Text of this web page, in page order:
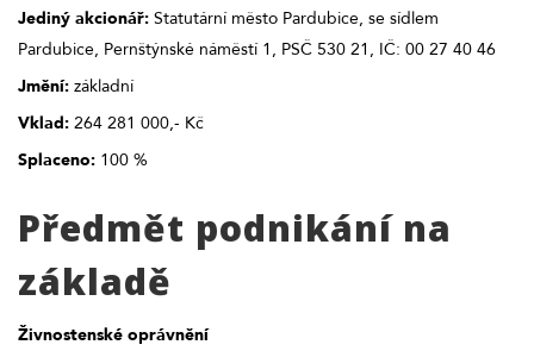
Jediný akcionář: Statutární město Pardubice, se sídlem
Pardubice, Pernštýnské náměstí 1, PSČ 530 21, IČ: 00 27 40 46
Jmění: základní
Vklad: 264 281 000,- Kč
Splaceno: 100 %
Předmět podnikání na
základě
Živnostenské oprávnění